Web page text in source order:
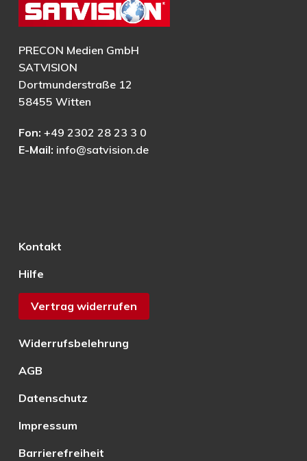
PRECON Medien GmbH
SATVISION
Dortmunderstraße 12
58455 Witten
Fon: +49 2302 28 23 3 0
E-Mail: info@satvision.de
Kontakt
Hilfe
Vertrag widerrufen
Widerrufsbelehrung
AGB
Datenschutz
Impressum
Barrierefreiheit